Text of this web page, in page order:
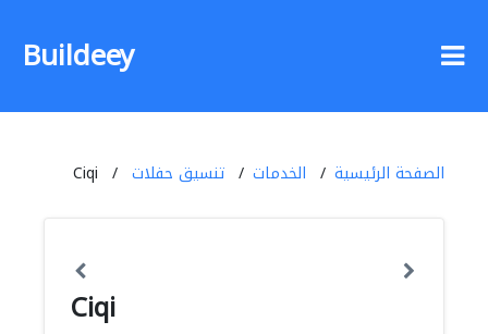
Buildeey
الصفحة الرئيسية الخدمات تنسيق حفلات Ciqi
Ciqi